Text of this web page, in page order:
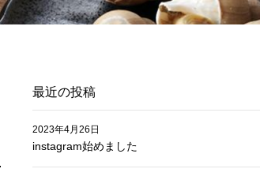
最近の投稿
instagram始めました
2023年4月26日